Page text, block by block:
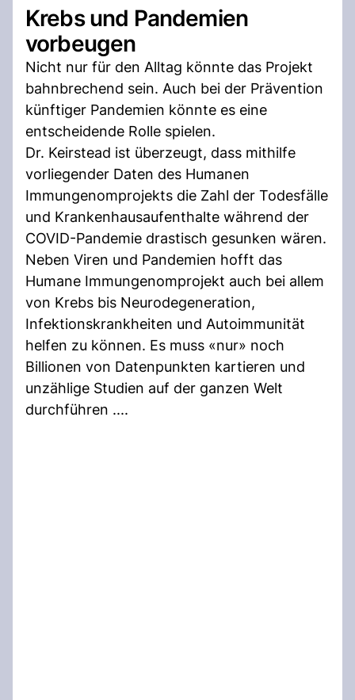
Krebs und Pandemien
vorbeugen
Nicht nur für den Alltag könnte das Projekt
bahnbrechend sein. Auch bei der Prävention
künftiger Pandemien könnte es eine
entscheidende Rolle spielen.
Dr. Keirstead ist überzeugt, dass mithilfe
vorliegender Daten des Humanen
Immungenomprojekts die Zahl der Todesfälle
und Krankenhausaufenthalte während der
COVID-Pandemie drastisch gesunken wären.
Neben Viren und Pandemien hofft das
Humane Immungenomprojekt auch bei allem
von Krebs bis Neurodegeneration,
Infektionskrankheiten und Autoimmunität
helfen zu können. Es muss «nur» noch
Billionen von Datenpunkten kartieren und
unzählige Studien auf der ganzen Welt
durchführen ....